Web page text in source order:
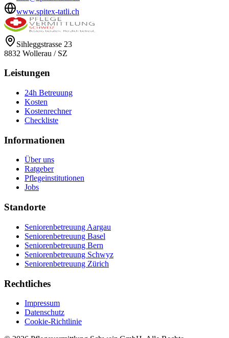
www.spitex-tatli.ch
Sihleggstrasse 23
8832 Wollerau / SZ
Leistungen
24h Betreuung
Kosten
Kostenrechner
Checkliste
Informationen
Über uns
Ratgeber
Pflegeinstitutionen
Jobs
Standorte
Seniorenbetreuung Aargau
Seniorenbetreuung Basel
Seniorenbetreuung Bern
Seniorenbetreuung Schwyz
Seniorenbetreuung Zürich
Rechtliches
Impressum
Datenschutz
Cookie-Richtlinie